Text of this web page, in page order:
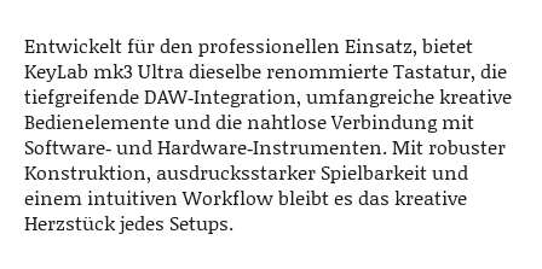
Entwickelt für den professionellen Einsatz, bietet
KeyLab mk3 Ultra dieselbe renommierte Tastatur, die
tiefgreifende DAW‑Integration, umfangreiche kreative
Bedienelemente und die nahtlose Verbindung mit
Software‑ und Hardware‑Instrumenten. Mit robuster
Konstruktion, ausdrucksstarker Spielbarkeit und
einem intuitiven Workflow bleibt es das kreative
Herzstück jedes Setups.